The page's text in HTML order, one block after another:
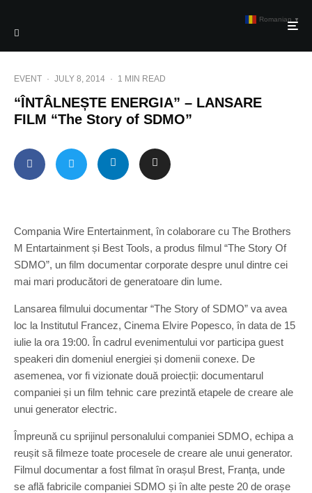
EVENT · JULY 8, 2014 · 1 MIN READ
“ÎNTÂLNEȘTE ENERGIA” – LANSARE
FILM “The Story of SDMO”
Compania Wire Entertainment, în colaborare cu The Brothers
M Entartainment și Best Tools, a produs filmul “The Story Of
SDMO”, un film documentar corporate despre unul dintre cei
mai mari producători de generatoare din lume.
Lansarea filmului documentar “The Story of SDMO” va avea
loc la Institutul Francez, Cinema Elvire Popesco, în data de 15
iulie la ora 19:00. În cadrul evenimentului vor participa guest
speakeri din domeniul energiei și domenii conexe. De
asemenea, vor fi vizionate două proiecții: documentarul
companiei și un film tehnic care prezintă etapele de creare ale
unui generator electric.
Împreună cu sprijinul personalului companiei SDMO, echipa a
reușit să filmeze toate procesele de creare ale unui generator.
Filmul documentar a fost filmat în orașul Brest, Franța, unde
se află fabricile companiei SDMO și în alte peste 20 de orașe
Romanian ▼